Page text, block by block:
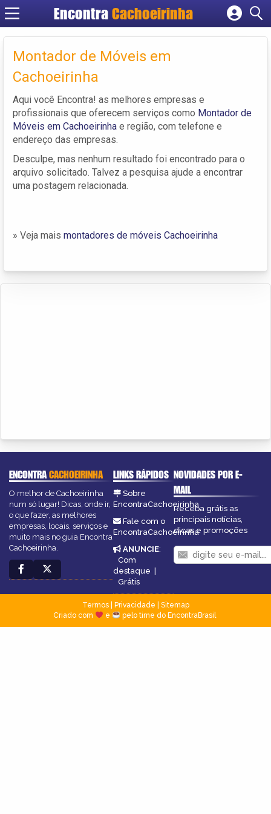
Encontra Cachoeirinha
Cadastrar empresa
Criar conta
Montador de Móveis em
Cachoeirinha
Aqui você Encontra! as melhores empresas e
profissionais que oferecem serviços como Montador de
Móveis em Cachoeirinha e região, com telefone e
endereço das empresas.
Desculpe, mas nenhum resultado foi encontrado para o
arquivo solicitado. Talvez a pesquisa ajude a encontrar
uma postagem relacionada.
» Veja mais montadores de móveis Cachoeirinha
ENCONTRACACHOEIRINHA
O melhor de Cachoeirinha
num só lugar! Dicas, onde ir,
o que fazer, as melhores
empresas, locais, serviços e
muito mais no guia Encontra
Cachoeirinha.
LINKS RÁPIDOS
Sobre
EncontraCachoeirinha
Fale com o
EncontraCachoeirinha
ANUNCIE:
Com
destaque |
Grátis
NOVIDADES POR E-
MAIL
Receba grátis as
principais notícias,
dicas e promoções
Termos| Privacidade
Sitemap
Criado com
e pelo time do EncontraBrasil